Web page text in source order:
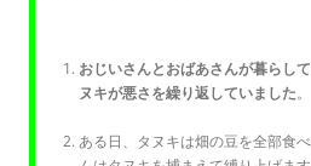
おじいさんとおばあさんが暮らし
ヌキが悪さを繰り返していました。
ある日、タヌキは畑の豆を全部食